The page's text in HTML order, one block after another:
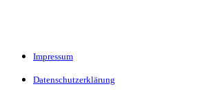
Impressum
Datenschutzerklärung